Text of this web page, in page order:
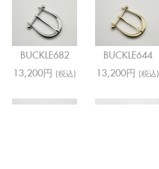
BUCKLE682
13,200円(税込)
BUCKLE644
13,200円(税込)